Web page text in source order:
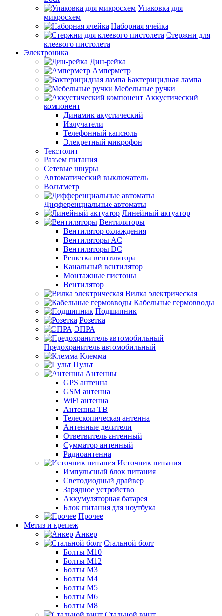
Упаковка для
микросхем
Наборная ячейка
Стержни для
клеевого пистолета
Электроника
Дин-рейка
Амперметр
Бактерицидная лампа
Мебельные ручки
Аккустический
компонент
Динамик акустический
Излучатели
Телефонный капсюль
Элекретный микрофон
Текстолит
Разъем питания
Сетевые шнуры
Автоматический выключатель
Вольтметр
Дифференциальные автоматы
Линейный актуатор
Вентиляторы
Вентилятор охлаждения
Вентиляторы AC
Вентиляторы DC
Решетка вентилятора
Канальный вентилятор
Монтажные пистоны
Вентилятор
Вилка электрическая
Кабельные гермовводы
Подшипник
Розетка
ЭПРА
Предохранитель автомобильный
Клемма
Пульт
Антенны
GPS антенна
GSM антенна
WiFi антенна
Антенны ТВ
Телескопическая антенна
Антенные делители
Ответвитель антенный
Сумматор антенный
Радиоантенна
Источник питания
Импульсный блок питания
Светодиодный драйвер
Зарядное устройство
Аккумуляторная батарея
Блок питания для ноутбука
Прочее
Метиз и крепеж
Анкер
Стальной болт
Болты М10
Болты М12
Болты М3
Болты М4
Болты М5
Болты М6
Болты М8
Стальной винт